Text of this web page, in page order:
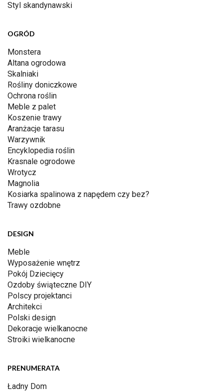
Styl skandynawski
OGRÓD
Monstera
Altana ogrodowa
Skalniaki
Rośliny doniczkowe
Ochrona roślin
Meble z palet
Koszenie trawy
Aranżacje tarasu
Warzywnik
Encyklopedia roślin
Krasnale ogrodowe
Wrotycz
Magnolia
Kosiarka spalinowa z napędem czy bez?
Trawy ozdobne
DESIGN
Meble
Wyposażenie wnętrz
Pokój Dziecięcy
Ozdoby świąteczne DIY
Polscy projektanci
Architekci
Polski design
Dekoracje wielkanocne
Stroiki wielkanocne
PRENUMERATA
Ładny Dom